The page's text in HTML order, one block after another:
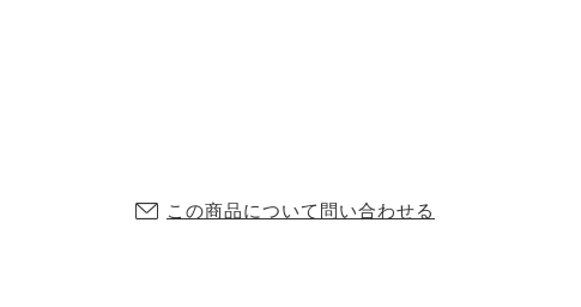
この商品について問い合わせる